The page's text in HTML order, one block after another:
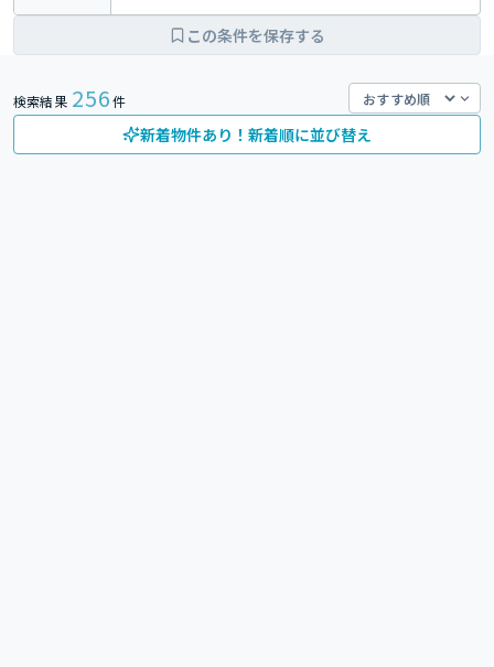
この条件を保存する
検索結果 256件
新着物件あり！新着順に並び替え